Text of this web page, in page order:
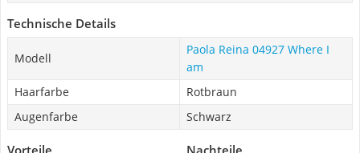
Technische Details
Modell
Paola Reina 04927 Where I
am
Haarfarbe
Rotbraun
Augenfarbe
Schwarz
Vorteile Nachteile